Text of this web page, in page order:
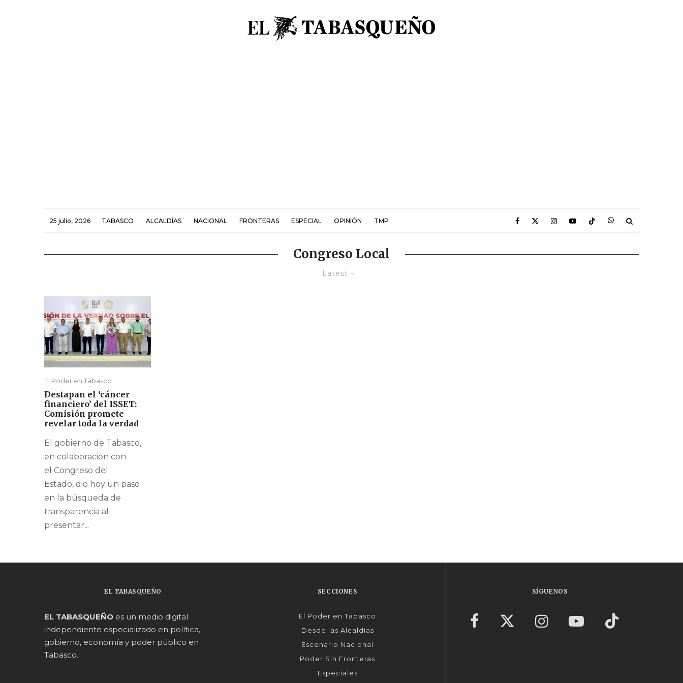
25 julio, 2026 TABASCO ALCALDÍAS NACIONAL FRONTERAS ESPECIAL OPINIÓN TMP
Congreso Local
Latest
El Poder en Tabasco
Destapan el ‘cáncer
financiero’ del ISSET:
Comisión promete
revelar toda la verdad
El gobierno de Tabasco,
en colaboración con
el Congreso del
Estado, dio hoy un paso
en la búsqueda de
transparencia al
presentar...
EL TABASQUEÑO
EL TABASQUEÑO es un medio digital
independiente especializado en política,
gobierno, economía y poder público en
Tabasco.
SECCIONES
El Poder en Tabasco
Desde las Alcaldías
Escenario Nacional
Poder Sin Fronteras
Especiales
SÍGUENOS